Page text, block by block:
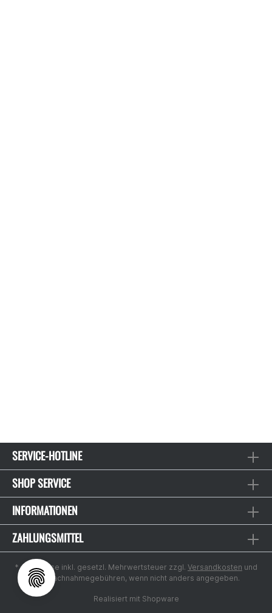
SERVICE-HOTLINE
SHOP SERVICE
INFORMATIONEN
ZAHLUNGSMITTEL
* Alle Preise inkl. gesetzl. Mehrwertsteuer zzgl. Versandkosten und
ggf. Nachnahmegebühren, wenn nicht anders angegeben.
Realisiert mit Shopware